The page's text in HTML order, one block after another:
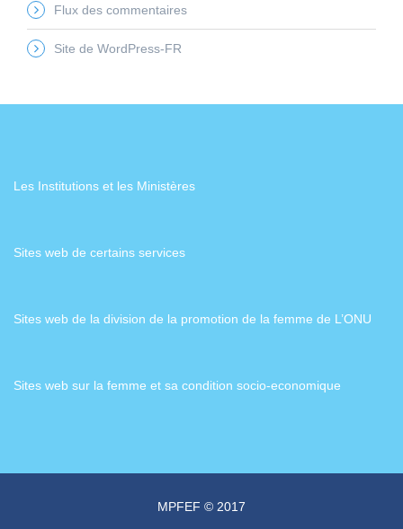
Flux des commentaires
Site de WordPress-FR
Les Institutions et les Ministères
Sites web de certains services
Sites web de la division de la promotion de la femme de L’ONU
Sites web sur la femme et sa condition socio-economique
MPFEF © 2017